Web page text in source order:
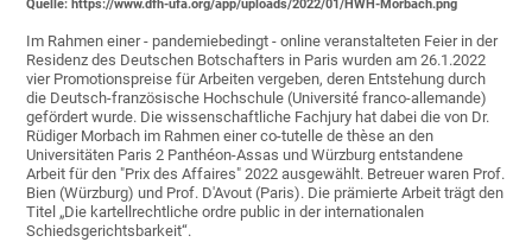
Quelle: https://www.dfh-ufa.org/app/uploads/2022/01/HWH-Morbach.png
Im Rahmen einer - pandemiebedingt - online veranstalteten Feier in der
Residenz des Deutschen Botschafters in Paris wurden am 26.1.2022
vier Promotionspreise für Arbeiten vergeben, deren Entstehung durch
die Deutsch-französische Hochschule (Université franco-allemande)
gefördert wurde. Die wissenschaftliche Fachjury hat dabei die von Dr.
Rüdiger Morbach im Rahmen einer co-tutelle de thèse an den
Universitäten Paris 2 Panthéon-Assas und Würzburg entstandene
Arbeit für den "Prix des Affaires" 2022 ausgewählt. Betreuer waren Prof.
Bien (Würzburg) und Prof. D'Avout (Paris). Die prämierte Arbeit trägt den
Titel „Die kartellrechtliche ordre public in der internationalen
Schiedsgerichtsbarkeit“.